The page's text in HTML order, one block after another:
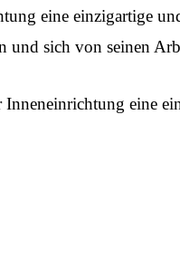
eine einzigartige
sich von seinen
eine